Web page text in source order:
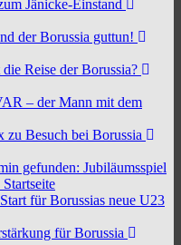
Jänicke-Einstand
der Borussia guttun!
Reise der Borussia?
– der Mann mit dem
zu Besuch bei Borussia
gefunden: Jubiläumsspiel
Startseite
für Borussias neue U23
für Borussia